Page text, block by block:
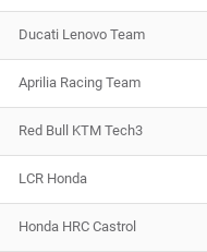
Ducati Lenovo Team
Aprilia Racing Team
Red Bull KTM Tech3
LCR Honda
Honda HRC Castrol